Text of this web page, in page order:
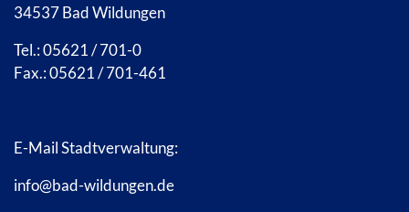
34537 Bad Wildungen
Tel.: 05621 / 701-0
Fax.: 05621 / 701-461
E-Mail Stadtverwaltung:
info@bad-wildungen.de